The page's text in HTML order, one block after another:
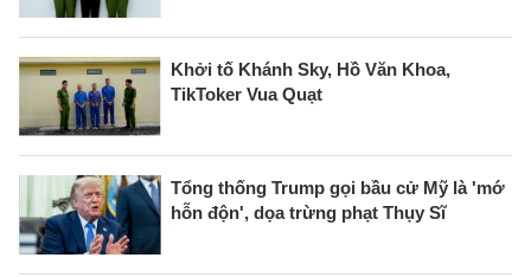
Khởi tố Khánh Sky, Hồ Văn Khoa,
TikToker Vua Quạt
Tổng thống Trump gọi bầu cử Mỹ là 'mớ
hỗn độn', dọa trừng phạt Thụy Sĩ